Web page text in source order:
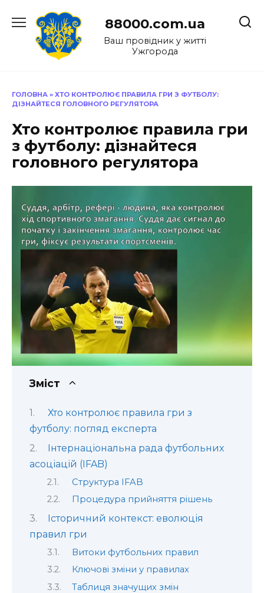
до
88000.com.ua
Ваш провідник у житті
Ужгорода
ГОЛОВНА » ХТО КОНТРОЛЮЄ ПРАВИЛА ГРИ З ФУТБОЛУ:
ДІЗНАЙТЕСЯ ГОЛОВНОГО РЕГУЛЯТОРА
Хто контролює правила гри
з футболу: дізнайтеся
головного регулятора
Зміст
Хто контролює правила гри з
футболу: погляд експерта
Інтернаціональна рада футбольних
асоціацій (IFAB)
Структура IFAB
Процедура прийняття рішень
Історичний контекст: еволюція
правил гри
Витоки футбольних правил
Ключові зміни у правилах
Таблиця значущих змін